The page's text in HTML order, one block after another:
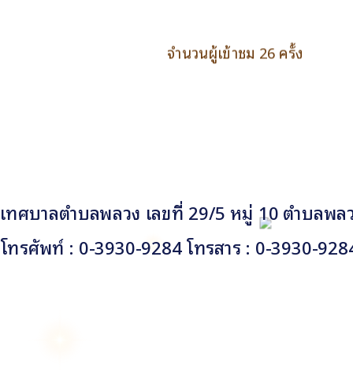
จำนวนผู้เข้าชม 26 ครั้ง
เทศบาลตำบลพลวง เลขที่ 29/5 หมู่ 10 ตำบลพ
โทรศัพท์ : 0-3930-9284 โทรสาร : 0-3930-